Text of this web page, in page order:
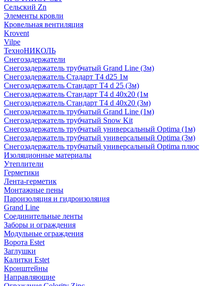
Сельский Zn
Элементы кровли
Кровельная вентиляция
Krovent
Vilpe
ТехноНИКОЛЬ
Снегозадержатели
Снегозадержатель трубчатый Grand Line (3м)
Снегозадержатель Стадарт Т4 d25 1м
Снегозадержатель Стандарт Т4 d 25 (3м)
Снегозадержатель Стандарт Т4 d 40х20 (1м
Снегозадержатель Стандарт Т4 d 40х20 (3м)
Снегозадержатель трубчатый Grand Line (1м)
Снегозадержатель трубчатый Snow Kit
Снегозадержатель трубчатый универсальный Optima (1м)
Снегозадержатель трубчатый универсальный Optima (3м)
Снегозадержатель трубчатый универсальный Optima плюс
Изоляционные материалы
Утеплители
Герметики
Лента-герметик
Монтажные пены
Пароизоляция и гидроизоляция
Grand Line
Соединительные ленты
Заборы и ограждения
Модульные ограждения
Ворота Estet
Заглушки
Калитки Estet
Кронштейны
Направляющие